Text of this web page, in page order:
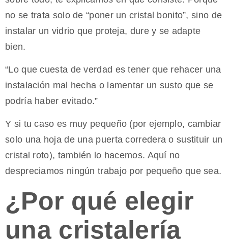
no se trata solo de “poner un cristal bonito”, sino de
instalar un vidrio que proteja, dure y se adapte
bien.
“Lo que cuesta de verdad es tener que rehacer una
instalación mal hecha o lamentar un susto que se
podría haber evitado.”
Y si tu caso es muy pequeño (por ejemplo, cambiar
solo una hoja de una puerta corredera o sustituir un
cristal roto), también lo hacemos. Aquí no
despreciamos ningún trabajo por pequeño que sea.
¿Por qué elegir
una cristalería